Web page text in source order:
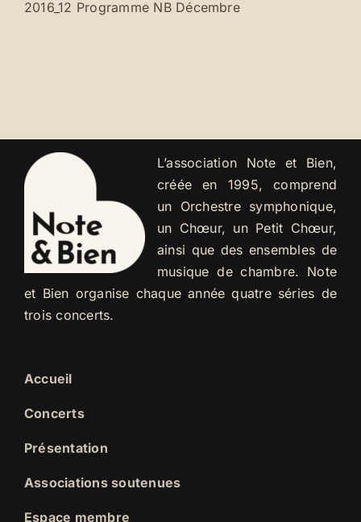
2016_12 Programme NB Décembre
L’association Note et Bien,
créée en 1995, comprend
un Orchestre symphonique,
un Chœur, un Petit Chœur,
ainsi que des ensembles de
musique de chambre. Note
et Bien organise chaque année quatre séries de
trois concerts.
Accueil
Concerts
Présentation
Associations soutenues
Espace membre